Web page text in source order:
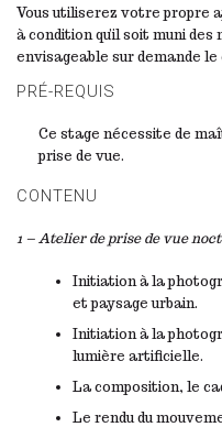
Vous utiliserez votre propre
à condition qu’il soit muni
envisageable sur demande le
PRÉ-REQUIS
Ce stage nécessite de
prise de vue.
CONTENU
1 – Atelier de prise de vue
Initiation à la
et paysage urbain.
Initiation à la
lumière artificielle.
La composition, le
Le rendu du